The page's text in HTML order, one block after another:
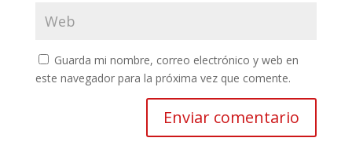
Guarda mi nombre, correo electrónico y web en
este navegador para la próxima vez que comente.